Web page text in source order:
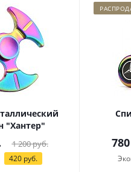
"Хантер"
1 200руб.
420руб.
780